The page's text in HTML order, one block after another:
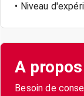
• Niveau
A
Besoin de